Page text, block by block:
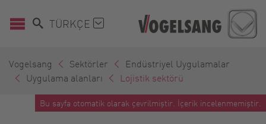
TÜRKÇE
Vogelsang Sektörler
Endüstriyel Uygulamalar
Uygulama alanları
Lojistik sektörü
Bu sayfa otomatik olarak çevrilmiştir. İçerik incelenmemiştir.